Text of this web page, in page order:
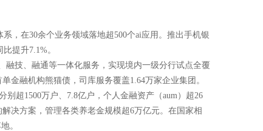
，在30余个业务领域落地超500个ai应用。推出手机银
提升7.1%。
融技、融通等一体化服务，实现境内一级分行试点全覆
金融机构熊猫债，司库服务覆盖1.64万家企业集团。
超1500万户、7.8亿户，个人金融资产（aum）超26
决方案，管理各类养老金规模超6万亿元。在国家相
。